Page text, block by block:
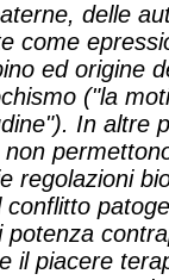
delle
come
ed origine
("la
In altre
regolazioni
potenza
il piacere